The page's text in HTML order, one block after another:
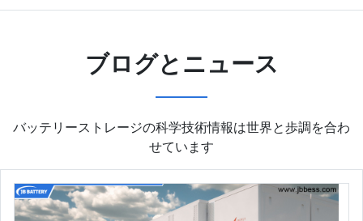
ブログとニュース
バッテリーストレージの科学技術情報は世界と歩調を合わ
せています